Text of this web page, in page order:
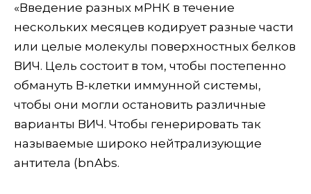
«Введение разных мРНК в течение
нескольких месяцев кодирует разные части
или целые молекулы поверхностных белков
ВИЧ. Цель состоит в том, чтобы постепенно
обмануть В-клетки иммунной системы,
чтобы они могли остановить различные
варианты ВИЧ. Чтобы генерировать так
называемые широко нейтрализующие
антитела (bnAbs.